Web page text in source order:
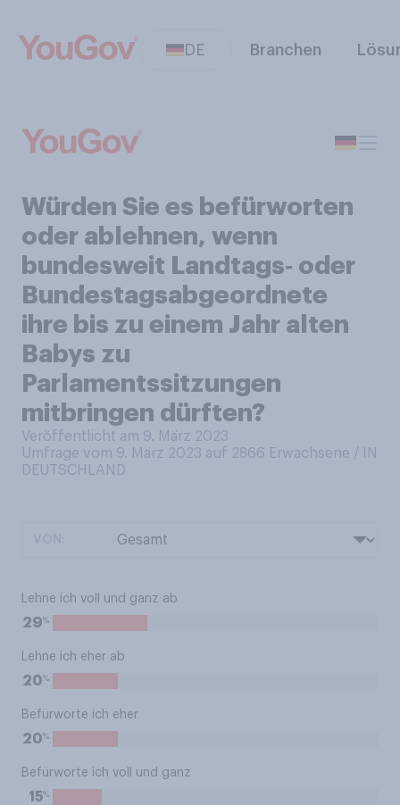
DE Branchen
Würden Sie es befürworten
oder ablehnen, wenn
bundesweit Landtags‑ oder
Bundestagsabgeordnete
ihre bis zu einem Jahr alten
Babys zu
Parlamentssitzungen
mitbringen dürften?
Veröffentlicht am 9. März 2023
Umfrage vom 9. März 2023 auf 2866 Erwachsene / IN
DEUTSCHLAND
Lehne ich voll und ganz ab
29%
Lehne ich eher ab
20%
Befürworte ich eher
20%
Befürworte ich voll und ganz
15%